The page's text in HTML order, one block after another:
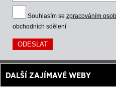
Souhlasím se zpracováním
obchodních sdělení
DALŠÍ ZAJÍMAVÉ WEBY